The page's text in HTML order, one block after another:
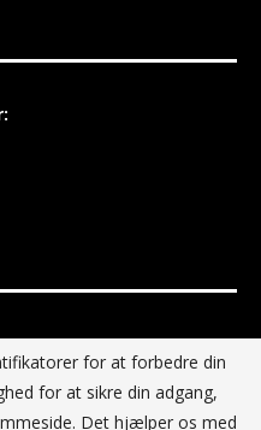
for at forbedre din
for at sikre din adgang,
Det hjælper os med